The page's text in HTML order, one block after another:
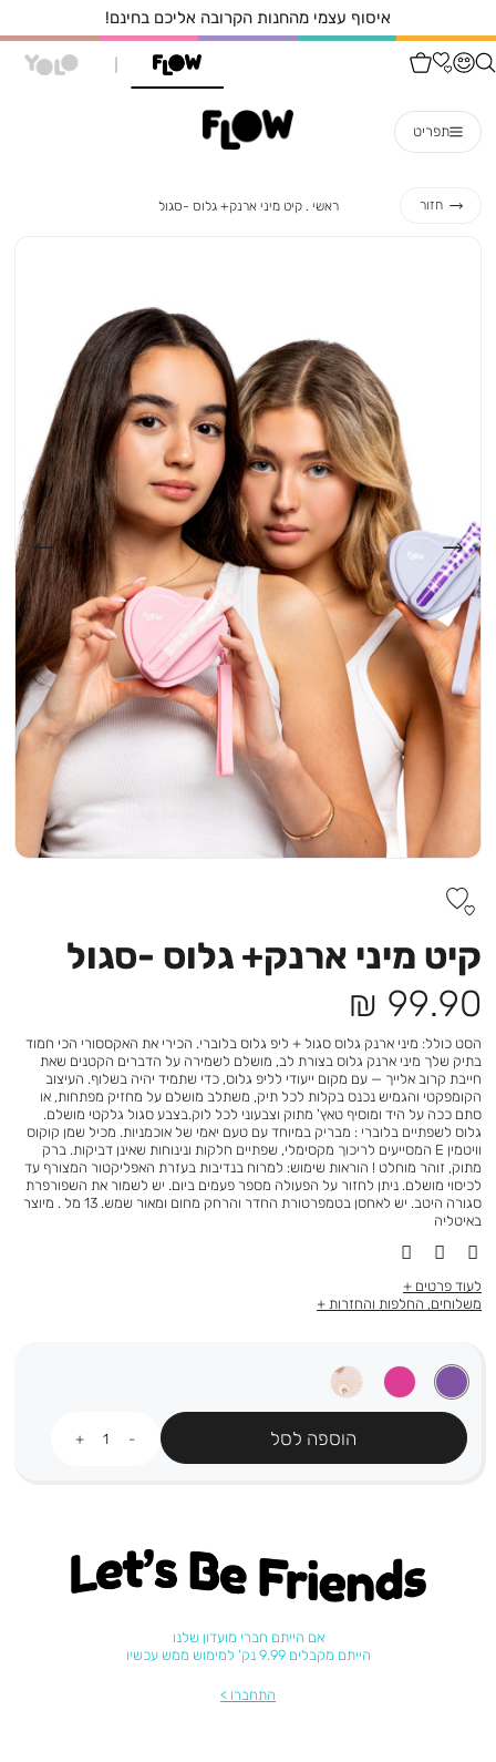
איסוף עצמי מהחנות הקרובה אליכם בחינם!
תפריט
חזור ראשי ראשי
קיט מיני ארנק+ גלוס -סגולקיט
קיט מיני ארנק+ גלוס -סגול
מחיר
מוצר
99.90 ₪
הסט כולל: מיני ארנק גלוס סגול + ליפ גלוס בלוברי. הכירי את האקססורי הכי חמוד
בתיק שלך מיני ארנק גלוס בצורת לב, מושלם לשמירה על הדברים הקטנים שאת
חייבת קרוב אלייך — עם מקום ייעודי לליפ גלוס, כדי שתמיד יהיה בשלוף. העיצוב
הקומפקטי והגמיש נכנס בקלות לכל תיק, משתלב מושלם על מחזיק מפתחות, או
סתם ככה על היד ומוסיף טאץ' מתוק וצבעוני לכל לוק.בצבע סגול גלקטי מושלם.
גלוס לשפתיים בלוברי : מבריק במיוחד עם טעם יאמי של אוכמניות. מכיל שמן קוקוס
וויטמין E המסייעים לריכוך מקסימלי, שפתיים חלקות ונינוחות שאינן דביקות. ברק
מתוק, זוהר מוחלט ! הוראות שימוש: למרוח בנדיבות בעזרת האפליקטור המצורף עד
לכיסוי מושלם. ניתן לחזור על הפעולה מספר פעמים ביום. יש לשמור את השפורפרת
סגורה היטב. יש לאחסן בטמפרטורת החדר והרחק מחום ומאור שמש. 13 מל . מיוצר
באיטליה
לעוד פרטים
משלוחים, החלפות והחזרות
הוספה לסל
Let's be friends
אם הייתם חברי מועדון שלנו
הייתם מקבלים 9.99 נק' למימוש ממש עכשיו
התחברו